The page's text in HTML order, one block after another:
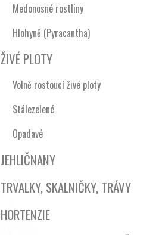
Medonosné rostliny
Hlohyně (Pyracantha)
ŽIVÉ PLOTY
Volně rostoucí živé ploty
Stálezelené
Opadavé
JEHLIČNANY
TRVALKY, SKALNIČKY, TRÁVY
HORTENZIE